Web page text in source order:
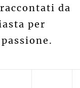
da
per